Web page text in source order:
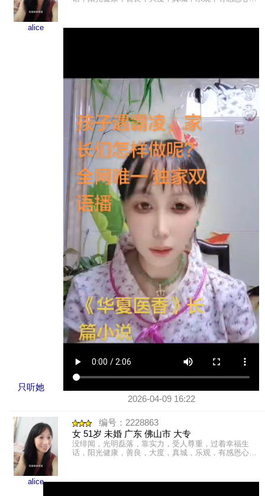
alice
只听她
2026-04-09 16:22
alice
编号：2228863
女 51岁 未婚 广东 佛山市 大专
没绯闻，光明磊落，靠实力，受人尊重，过着幸福生
话，阳光健康，善良，大度，真城，乐观，有感恩心，